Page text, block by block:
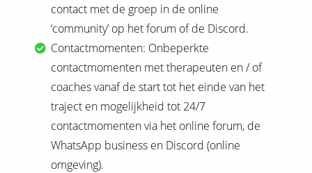
contact met de groep in de online
‘community’ op het forum of de Discord.
Contactmomenten: Onbeperkte
contactmomenten met therapeuten en / of
coaches vanaf de start tot het einde van het
traject en mogelijkheid tot 24/7
contactmomenten via het online forum, de
WhatsApp business en Discord (online
omgeving).